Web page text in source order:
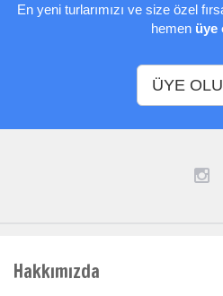
En yeni turlarımızı ve size özel
hemen üye
ÜYE
Hakkımızda